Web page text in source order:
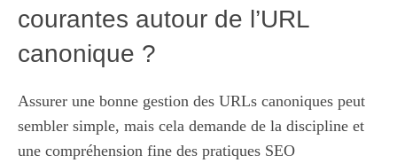
courantes autour de l’URL
canonique ?
Assurer une bonne gestion des URLs canoniques peut
sembler simple, mais cela demande de la discipline et
une compréhension fine des pratiques SEO